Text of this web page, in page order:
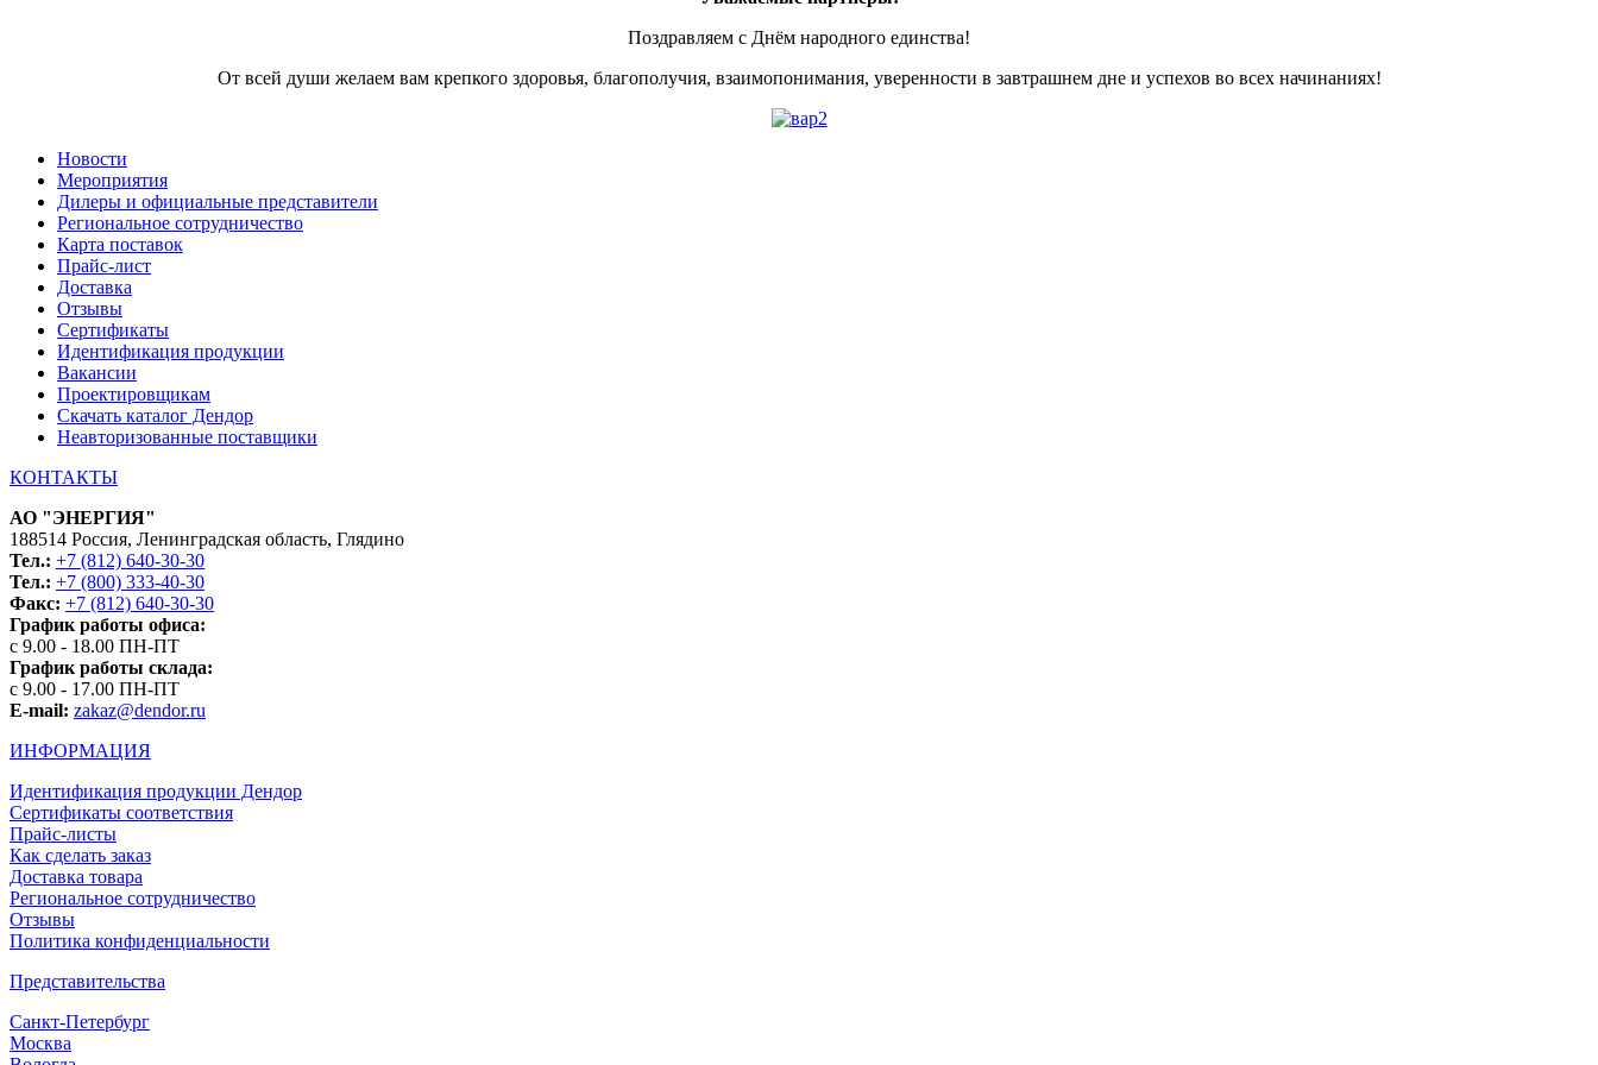
Поздравляем с Днём народного единства!
От всей души желаем вам крепкого здоровья, благополучия, взаимопонимания, уверенности в завтрашнем дне и успехов во всех начинаниях!
Новости
Мероприятия
Дилеры и официальные представители
Региональное сотрудничество
Карта поставок
Прайс-лист
Доставка
Отзывы
Сертификаты
Идентификация продукции
Вакансии
Проектировщикам
Скачать каталог Дендор
Неавторизованные поставщики
КОНТАКТЫ
АО "ЭНЕРГИЯ"
188514 Россия, Ленинградская область, Глядино
Тел.: +7 (812) 640-30-30
Тел.: +7 (800) 333-40-30
Факс: +7 (812) 640-30-30
График работы офиса:
с 9.00 - 18.00 ПН-ПТ
График работы склада:
с 9.00 - 17.00 ПН-ПТ
E-mail: zakaz@dendor.ru
ИНФОРМАЦИЯ
Идентификация продукции Дендор
Сертификаты соответствия
Прайс-листы
Как сделать заказ
Доставка товара
Региональное сотрудничество
Отзывы
Политика конфиденциальности
Представительства
Санкт-Петербург
Москва